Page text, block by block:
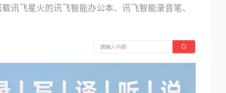
讯飞星火的讯飞智能办公本、讯飞智能录音笔、